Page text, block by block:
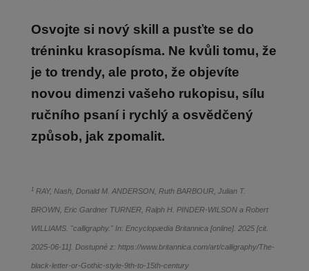
Osvojte si nový skill a pusťte se do
tréninku krasopísma. Ne kvůli tomu, že
je to trendy, ale proto, že objevíte
novou dimenzi vašeho rukopisu, sílu
ručního psaní i rychlý a osvědčený
způsob, jak zpomalit.
1 RAY, Nash, Donald M. ANDERSON, Ruth BARBOUR, Julian T.
BROWN, Eric Gardner TURNER, Ralph H. PINDER-WILSON a Robert
WILLIAMS. "calligraphy." In: Encyclopædia Britannica [online]. 2025 [cit.
2025-06-11]. Dostupné z: https://www.britannica.com/art/calligraphy/The-
black-letter-or-Gothic-style-9th-to-15th-century